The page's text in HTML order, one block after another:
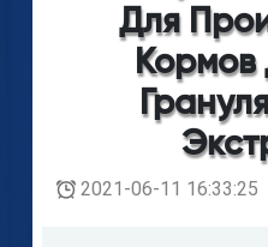
Для
Кормов
2021-06-11 16:33:25